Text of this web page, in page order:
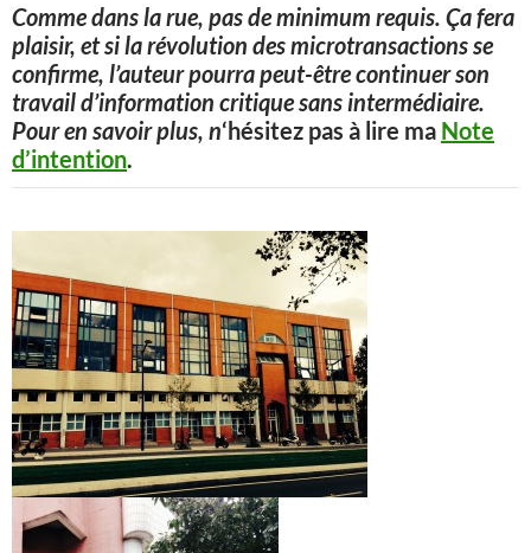
Comme dans la rue, pas de minimum requis. Ça fera
plaisir, et si la révolution des microtransactions se
confirme, l’auteur pourra peut-être continuer son
travail d’information critique sans intermédiaire.
Pour en savoir plus, n‘hésitez pas à lire ma Note
d’intention.